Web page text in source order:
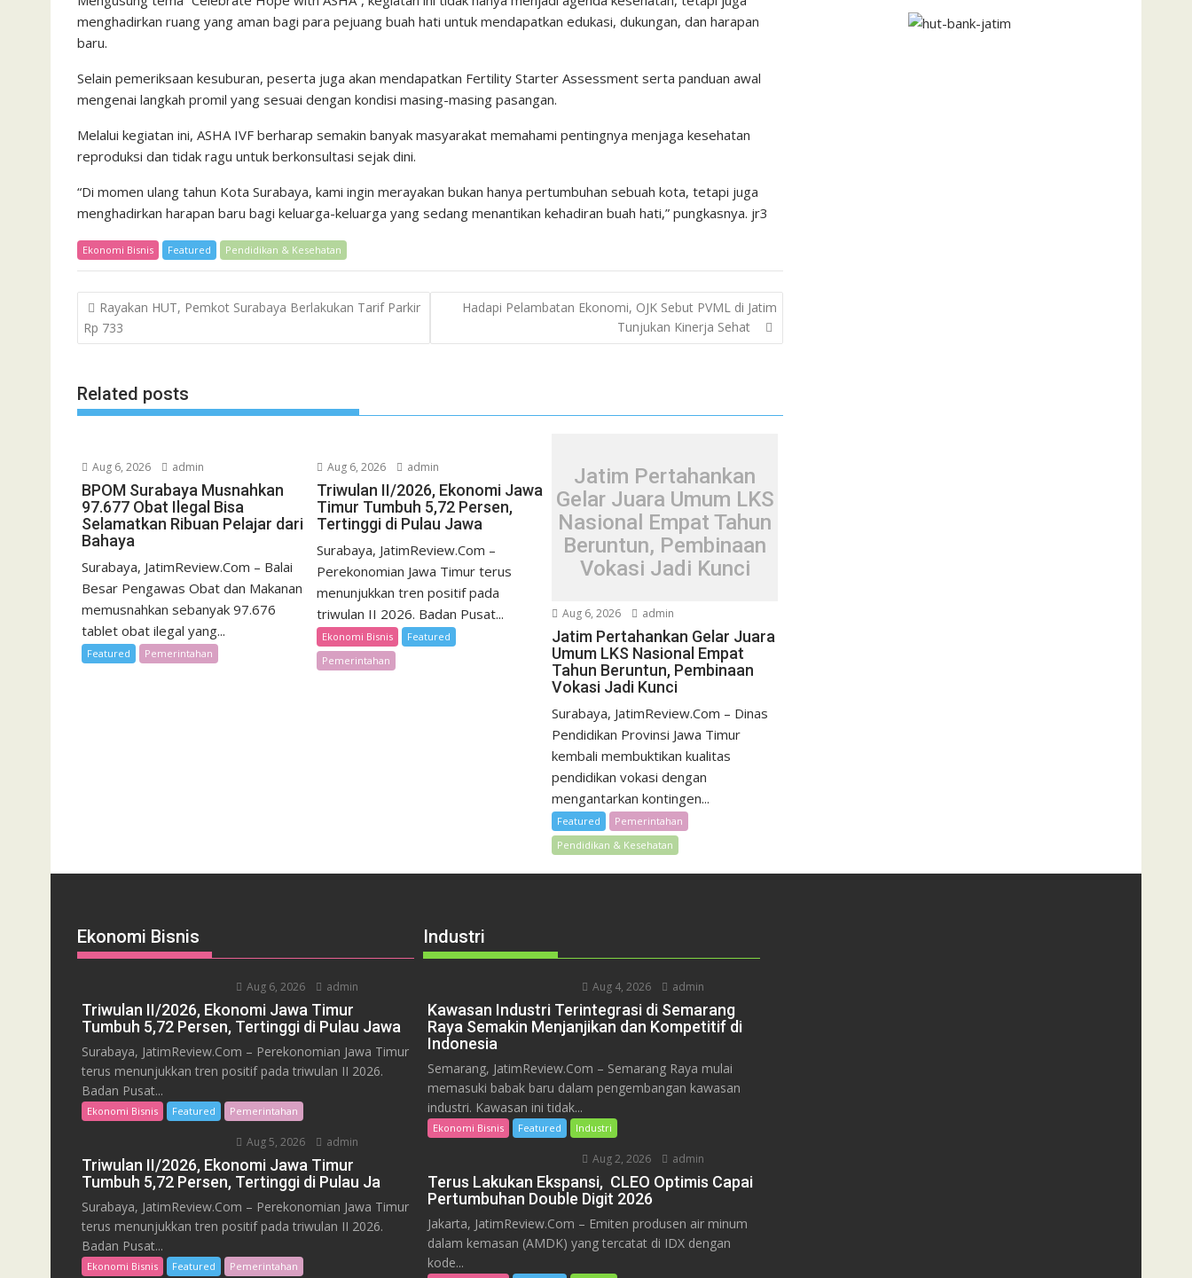
menghadirkan ruang yang aman bagi para pejuang buah hati untuk mendapatkan edukasi, dukungan, dan harapan
baru.
Selain pemeriksaan kesuburan, peserta juga akan mendapatkan Fertility Starter Assessment serta panduan awal
mengenai langkah promil yang sesuai dengan kondisi masing-masing pasangan.
Melalui kegiatan ini, ASHA IVF berharap semakin banyak masyarakat memahami pentingnya menjaga kesehatan
reproduksi dan tidak ragu untuk berkonsultasi sejak dini.
“Di momen ulang tahun Kota Surabaya, kami ingin merayakan bukan hanya pertumbuhan sebuah kota, tetapi juga
menghadirkan harapan baru bagi keluarga-keluarga yang sedang menantikan kehadiran buah hati,” pungkasnya. jr3
Ekonomi Bisnis Featured Pendidikan & Kesehatan
Post
navigation
Rayakan HUT, Pemkot Surabaya Berlakukan Tarif Parkir
Rp 733
Hadapi Pelambatan Ekonomi, OJK Sebut PVML di Jatim
Tunjukan Kinerja Sehat
Related posts
Aug 6, 2026 admin
BPOM Surabaya Musnahkan
97.677 Obat Ilegal Bisa
Selamatkan Ribuan Pelajar dari
Bahaya
Surabaya, JatimReview.Com – Balai
Besar Pengawas Obat dan Makanan
memusnahkan sebanyak 97.676
tablet obat ilegal yang...
Featured Pemerintahan
Aug 6, 2026 admin
Triwulan II/2026, Ekonomi Jawa
Timur Tumbuh 5,72 Persen,
Tertinggi di Pulau Jawa
Surabaya, JatimReview.Com –
Perekonomian Jawa Timur terus
menunjukkan tren positif pada
triwulan II 2026. Badan Pusat...
Ekonomi Bisnis
Featured
Pemerintahan
Jatim Pertahankan
Gelar Juara Umum LKS
Nasional Empat Tahun
Beruntun, Pembinaan
Vokasi Jadi Kunci
Aug 6, 2026 admin
Jatim Pertahankan Gelar Juara
Umum LKS Nasional Empat
Tahun Beruntun, Pembinaan
Vokasi Jadi Kunci
Surabaya, JatimReview.Com – Dinas
Pendidikan Provinsi Jawa Timur
kembali membuktikan kualitas
pendidikan vokasi dengan
mengantarkan kontingen...
Featured
Pemerintahan
Pendidikan & Kesehatan
Ekonomi Bisnis
Aug 6, 2026 admin
Triwulan II/2026, Ekonomi Jawa Timur
Tumbuh 5,72 Persen, Tertinggi di Pulau Jawa
Surabaya, JatimReview.Com – Perekonomian Jawa Timur
terus menunjukkan tren positif pada triwulan II 2026.
Badan Pusat...
Ekonomi Bisnis Featured Pemerintahan
Aug 5, 2026 admin
Triwulan II/2026, Ekonomi Jawa Timur
Tumbuh 5,72 Persen, Tertinggi di Pulau Ja
Surabaya, JatimReview.Com – Perekonomian Jawa Timur
terus menunjukkan tren positif pada triwulan II 2026.
Badan Pusat...
Ekonomi Bisnis Featured Pemerintahan
Industri
Aug 4, 2026 admin
Kawasan Industri Terintegrasi di Semarang
Raya Semakin Menjanjikan dan Kompetitif di
Indonesia
Semarang, JatimReview.Com – Semarang Raya mulai
memasuki babak baru dalam pengembangan kawasan
industri. Kawasan ini tidak...
Ekonomi Bisnis Featured Industri
Aug 2, 2026 admin
Terus Lakukan Ekspansi, CLEO Optimis Capai
Pertumbuhan Double Digit 2026
Jakarta, JatimReview.Com – Emiten produsen air minum
dalam kemasan (AMDK) yang tercatat di IDX dengan
kode...